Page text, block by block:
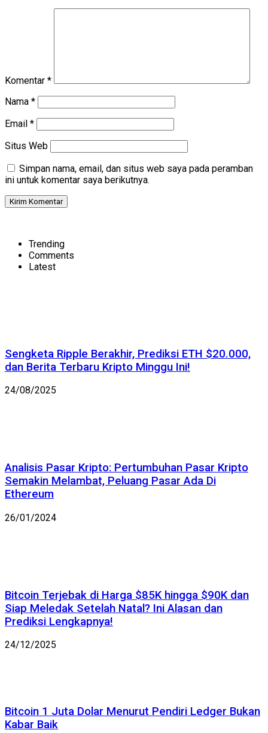
Komentar *
Nama *
Email *
Situs Web
Simpan nama, email, dan situs web saya pada peramban
ini untuk komentar saya berikutnya.
Trending
Comments
Latest
Sengketa Ripple Berakhir, Prediksi ETH $20.000,
dan Berita Terbaru Kripto Minggu Ini!
24/08/2025
Analisis Pasar Kripto: Pertumbuhan Pasar Kripto
Semakin Melambat, Peluang Pasar Ada Di
Ethereum
26/01/2024
Bitcoin Terjebak di Harga $85K hingga $90K dan
Siap Meledak Setelah Natal? Ini Alasan dan
Prediksi Lengkapnya!
24/12/2025
Bitcoin 1 Juta Dolar Menurut Pendiri Ledger Bukan
Kabar Baik